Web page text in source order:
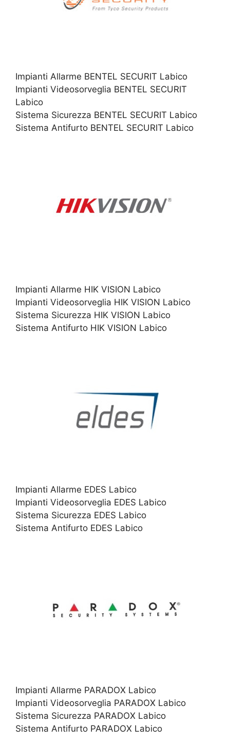
Impianti Allarme BENTEL SECURIT Labico
Impianti Videosorveglia BENTEL SECURIT
Labico
Sistema Sicurezza BENTEL SECURIT Labico
Sistema Antifurto BENTEL SECURIT Labico
Impianti Allarme HIK VISION Labico
Impianti Videosorveglia HIK VISION Labico
Sistema Sicurezza HIK VISION Labico
Sistema Antifurto HIK VISION Labico
Impianti Allarme EDES Labico
Impianti Videosorveglia EDES Labico
Sistema Sicurezza EDES Labico
Sistema Antifurto EDES Labico
Impianti Allarme PARADOX Labico
Impianti Videosorveglia PARADOX Labico
Sistema Sicurezza PARADOX Labico
Sistema Antifurto PARADOX Labico